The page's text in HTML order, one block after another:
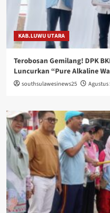
KAB.LUWU UTARA
Terobosan Gemilang! DPK
Luncurkan “Pure Alkaline
southsulawesinews25 Agustus